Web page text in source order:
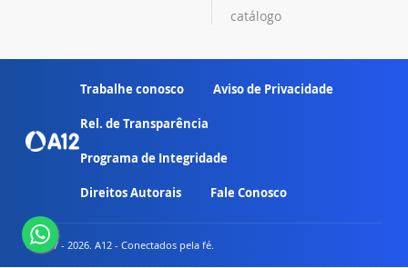
catálogo
Trabalhe conosco Aviso de Privacidade
Rel. de Transparência
Programa de Integridade
Direitos Autorais Fale Conosco
© 2007 - 2026. A12 - Conectados pela fé.